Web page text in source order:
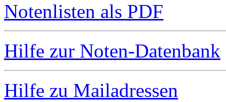
Notenlisten als PDF
Hilfe zur Noten-Datenbank
Hilfe zu Mailadressen